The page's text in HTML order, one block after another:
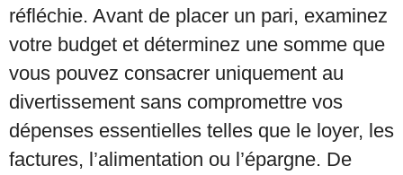
réfléchie. Avant de placer un pari, examinez
votre budget et déterminez une somme que
vous pouvez consacrer uniquement au
divertissement sans compromettre vos
dépenses essentielles telles que le loyer, les
factures, l’alimentation ou l’épargne. De